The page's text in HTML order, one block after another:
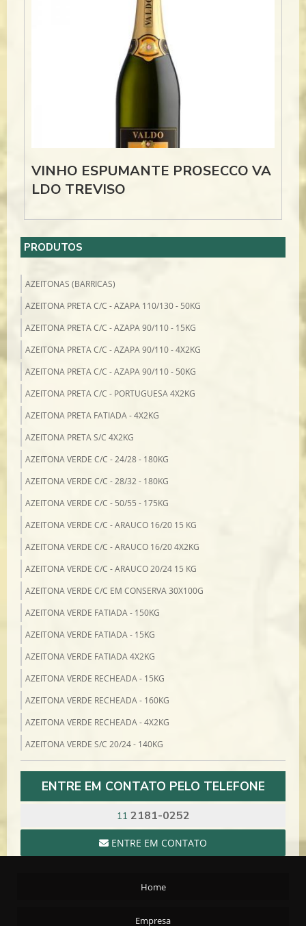
VINHO ESPUMANTE PROSECCO VA
LDO TREVISO
PRODUTOS
AZEITONAS (BARRICAS)
AZEITONA PRETA C/C - AZAPA 110/130 - 50KG
AZEITONA PRETA C/C - AZAPA 90/110 - 15KG
AZEITONA PRETA C/C - AZAPA 90/110 - 4X2KG
AZEITONA PRETA C/C - AZAPA 90/110 - 50KG
AZEITONA PRETA C/C - PORTUGUESA 4X2KG
AZEITONA PRETA FATIADA - 4X2KG
AZEITONA PRETA S/C 4X2KG
AZEITONA VERDE C/C - 24/28 - 180KG
AZEITONA VERDE C/C - 28/32 - 180KG
AZEITONA VERDE C/C - 50/55 - 175KG
AZEITONA VERDE C/C - ARAUCO 16/20 15 KG
AZEITONA VERDE C/C - ARAUCO 16/20 4X2KG
AZEITONA VERDE C/C - ARAUCO 20/24 15 KG
AZEITONA VERDE C/C EM CONSERVA 30X100G
AZEITONA VERDE FATIADA - 150KG
AZEITONA VERDE FATIADA - 15KG
AZEITONA VERDE FATIADA 4X2KG
AZEITONA VERDE RECHEADA - 15KG
AZEITONA VERDE RECHEADA - 160KG
AZEITONA VERDE RECHEADA - 4X2KG
AZEITONA VERDE S/C 20/24 - 140KG
AZEITONA VERDE SEM CAROÇO - 14KG
BACALHAU COD 10/1 MORHUA 7/8 NILS SPERRE - 25KG
BACALHAU PORTO 11/15 MORHUA SCAN MAR - 50KG
BACALHAU ZARBO 21/30 7/8 BJORGE - 25KG
ENTRE EM CONTATO PELO TELEFONE
11 2181-0252
ENTRE EM CONTATO
Home
Empresa